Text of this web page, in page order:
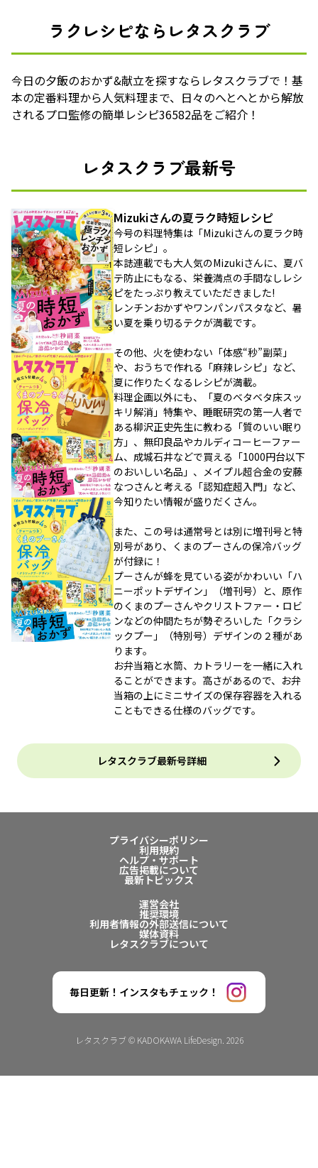
ラクレシピならレタスクラブ
今日の夕飯のおかず&献立を探すならレタスクラブで！基
本の定番料理から人気料理まで、日々のへとへとから解放
されるプロ監修の簡単レシピ36582品をご紹介！
レタスクラブ最新号
Mizukiさんの夏ラク時短レシピ
今号の料理特集は「Mizukiさんの夏ラク時
短レシピ」。
本誌連載でも大人気のMizukiさんに、夏バ
テ防止にもなる、栄養満点の手間なしレシ
ピをたっぷり教えていただきました!
レンチンおかずやワンパンパスタなど、暑
い夏を乗り切るテクが満載です。
その他、火を使わない「体感“秒”副菜」
や、おうちで作れる「麻辣レシピ」など、
夏に作りたくなるレシピが満載。
料理企画以外にも、「夏のベタベタ床スッ
キリ解消」特集や、睡眠研究の第一人者で
ある柳沢正史先生に教わる「質のいい眠り
方」、無印良品やカルディコーヒーファー
ム、成城石井などで買える「1000円台以下
のおいしい名品」、メイプル超合金の安藤
なつさんと考える「認知症超入門」など、
今知りたい情報が盛りだくさん。
また、この号は通常号とは別に増刊号と特
別号があり、くまのプーさんの保冷バッグ
が付録に！
プーさんが蜂を見ている姿がかわいい「ハ
ニーポットデザイン」（増刊号）と、原作
のくまのプーさんやクリストファー・ロビ
ンなどの仲間たちが勢ぞろいした「クラシ
ックプー」（特別号）デザインの２種があ
ります。
お弁当箱と水筒、カトラリーを一緒に入れ
ることができます。高さがあるので、お弁
当箱の上にミニサイズの保存容器を入れる
こともできる仕様のバッグです。
レタスクラブ最新号詳細
プライバシーポリシー
利用規約
ヘルプ・サポート
広告掲載について
最新トピックス
運営会社
推奨環境
利用者情報の外部送信について
媒体資料
レタスクラブについて
毎日更新！インスタもチェック！
レタスクラブ © KADOKAWA LifeDesign. 2026